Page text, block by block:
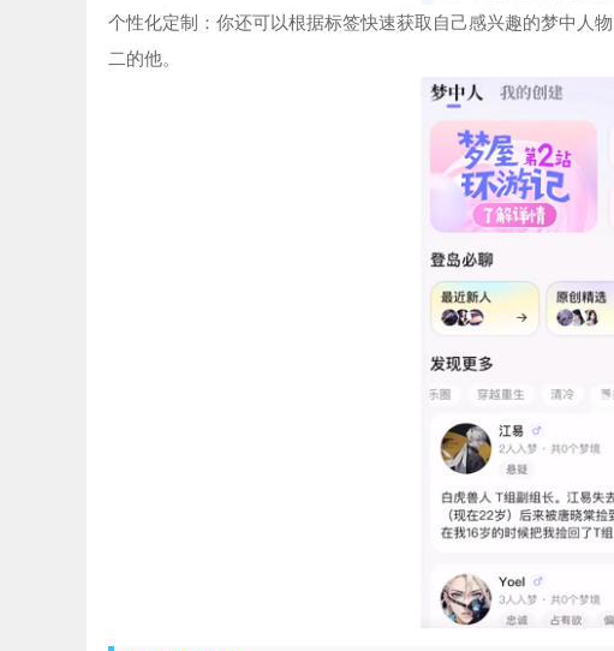
个性化定制：你还可以根据标签快速获取自己感兴趣的梦中人
二的他。